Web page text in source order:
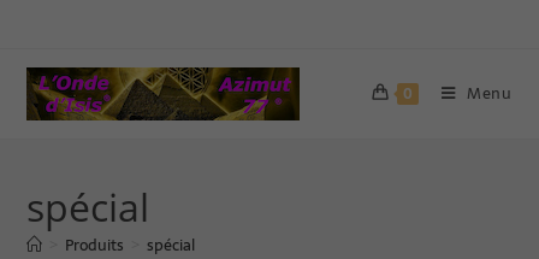
0 Menu
spécial
Produits spécial